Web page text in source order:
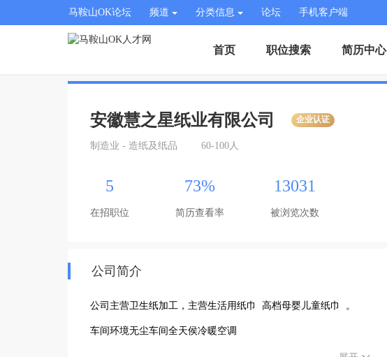
马鞍山OK论坛 频道 分类信息 论坛 手机客户端
首页 职位搜索 简历中心
安徽慧之星纸业有限公司 企业认证
制造业 - 造纸及纸品 60-100人
5
在招职位
73%
简历查看率
13031
被浏览次数
公司简介
公司主营卫生纸加工，主营生活用纸巾  高档母婴儿童纸巾  。
车间环境无尘车间全天侯冷暖空调